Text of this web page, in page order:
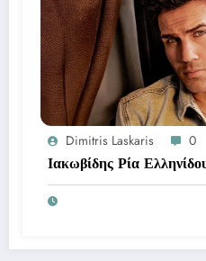
Dimitris Laskaris 0